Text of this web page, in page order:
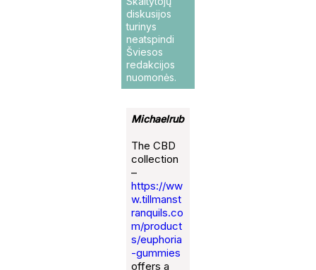
diskusijos
turinys
neatspindi
Šviesos
redakcijos
nuomonės.
Michaelrub
The CBD
collection
–
https://ww
w.tillmanst
ranquils.co
m/product
s/euphoria
-gummies
offers a